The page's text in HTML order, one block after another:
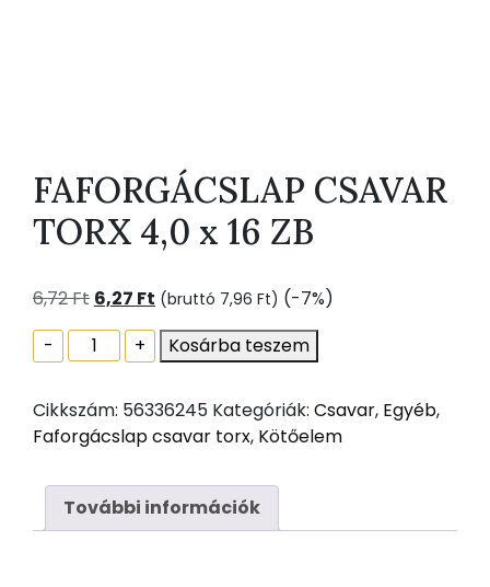
FAFORGÁCSLAP CSAVAR
TORX 4,0 x 16 ZB
6,72Ft Original
price
was:
6,27 Ft Current
price
(bruttó 7,96 Ft) (-7%)
-
FAFORGÁCSLAP
CSAVAR
4,0
x
ZB
mennyiség
+ Kosárba teszem
Cikkszám: 56336245 Kategóriák: Csavar, Egyéb,
Faforgácslap csavar torx, Kötőelem
További információk